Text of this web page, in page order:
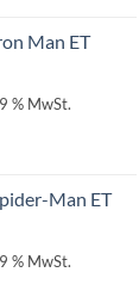
Man ET
% MwSt.
Man ET
% MwSt.